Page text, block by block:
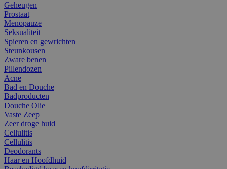
Geheugen
Prostaat
Menopauze
Seksualiteit
Spieren en gewrichten
Steunkousen
Zware benen
Pillendozen
Acne
Bad en Douche
Badproducten
Douche Olie
Vaste Zeep
Zeer droge huid
Cellulitis
Cellulitis
Deodorants
Haar en Hoofdhuid